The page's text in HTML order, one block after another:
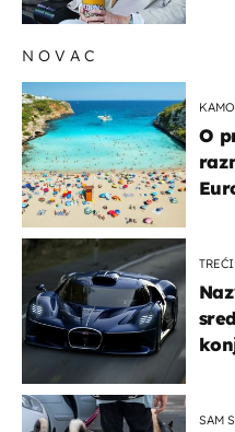
NOVAC
O
SAM